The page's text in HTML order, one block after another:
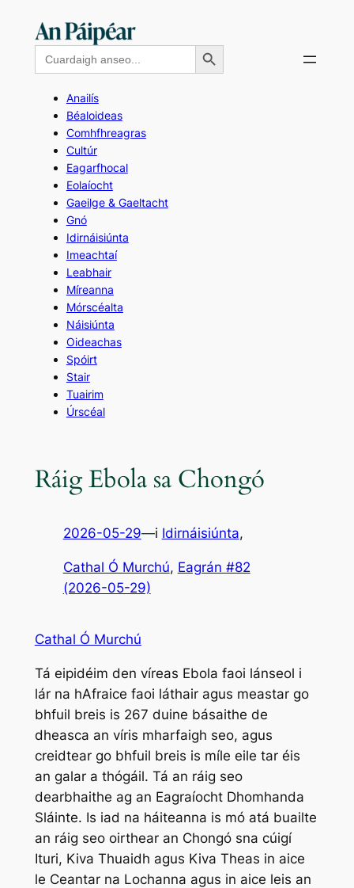
contentSearch
for:
Search Button
Anailís
Béaloideas
Comhfhreagras
Cultúr
Eagarfhocal
Eolaíocht
Gaeilge & Gaeltacht
Gnó
Idirnáisiúnta
Imeachtaí
Leabhair
Míreanna
Mórscéalta
Náisiúnta
Oideachas
Spóirt
Stair
Tuairim
Úrscéal
Ráig Ebola sa Chongó
2026-05-29—i Idirnáisiúnta,
Cathal Ó Murchú, Eagrán #82
(2026-05-29)
Cathal Ó Murchú
Tá eipidéim den víreas Ebola faoi lánseol i
lár na hAfraice faoi láthair agus meastar go
bhfuil breis is 267 duine básaithe de
dheasca an víris mharfaigh seo, agus
creidtear go bhfuil breis is míle eile tar éis
an galar a thógáil. Tá an ráig seo
dearbhaithe ag an Eagraíocht Dhomhanda
Sláinte. Is iad na háiteanna is mó atá buailte
an ráig seo oirthear an Chongó sna cúigí
Ituri, Kiva Thuaidh agus Kiva Theas in aice
le Ceantar na Lochanna agus in aice leis an